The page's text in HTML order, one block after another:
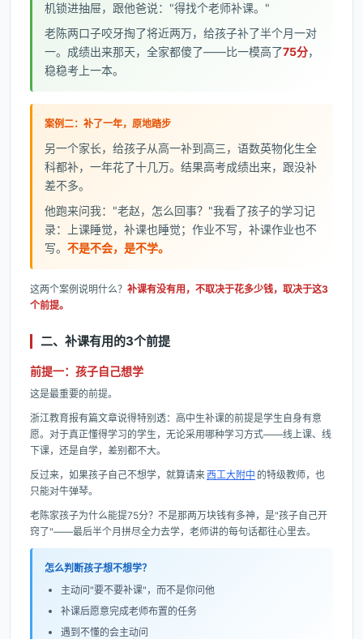
机锁进抽屉，跟他爸说："得找个老师补课。"
老陈两口子咬牙掏了将近两万，给孩子补了半个月一对
一。成绩出来那天，全家都傻了——比一模高了75分，
稳稳考上一本。
案例二：补了一年，原地踏步
另一个家长，给孩子从高一补到高三，语数英物化生全
科都补，一年花了十几万。结果高考成绩出来，跟没补
差不多。
他跑来问我："老赵，怎么回事？"我看了孩子的学习记
录：上课睡觉，补课也睡觉；作业不写，补课作业也不
写。 不是不会，是不学。
这两个案例说明什么？ 补课有没有用，不取决于花多少钱，取决于这3
个前提。
二、补课有用的3个前提
前提一：孩子自己想学
这是最重要的前提。
浙江教育报有篇文章说得特别透：高中生补课的前提是学生自身有意
愿。对于真正懂得学习的学生，无论采用哪种学习方式——线上课、线
下课，还是自学，差别都不大。
反过来，如果孩子自己不想学，就算请来西工大附中 的特级教师，也
只能对牛弹琴。
老陈家孩子为什么能提75分？不是那两万块钱有多神，是"孩子自己开
窍了"——最后半个月拼尽全力去学，老师讲的每句话都往心里去。
怎么判断孩子想不想学？
主动问"要不要补课"，而不是你问他
补课后愿意完成老师布置的任务
遇到不懂的会主动问